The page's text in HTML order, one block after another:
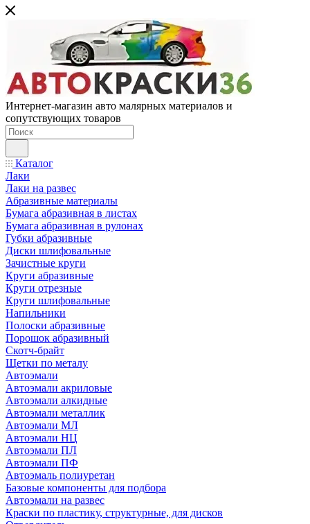
Интернет-магазин авто малярных материалов и
сопутствующих товаров
Каталог
Лаки
Лаки на развес
Абразивные материалы
Бумага абразивная в листах
Бумага абразивная в рулонах
Губки абразивные
Диски шлифовальные
Зачистные круги
Круги абразивные
Круги отрезные
Круги шлифовальные
Напильники
Полоски абразивные
Порошок абразивный
Скотч-брайт
Щетки по металу
Автоэмали
Автоэмали акриловые
Автоэмали алкидные
Автоэмали металлик
Автоэмали МЛ
Автоэмали НЦ
Автоэмали ПЛ
Автоэмали ПФ
Автоэмаль полиуретан
Базовые компоненты для подбора
Автоэмали на развес
Краски по пластику, структурные, для дисков